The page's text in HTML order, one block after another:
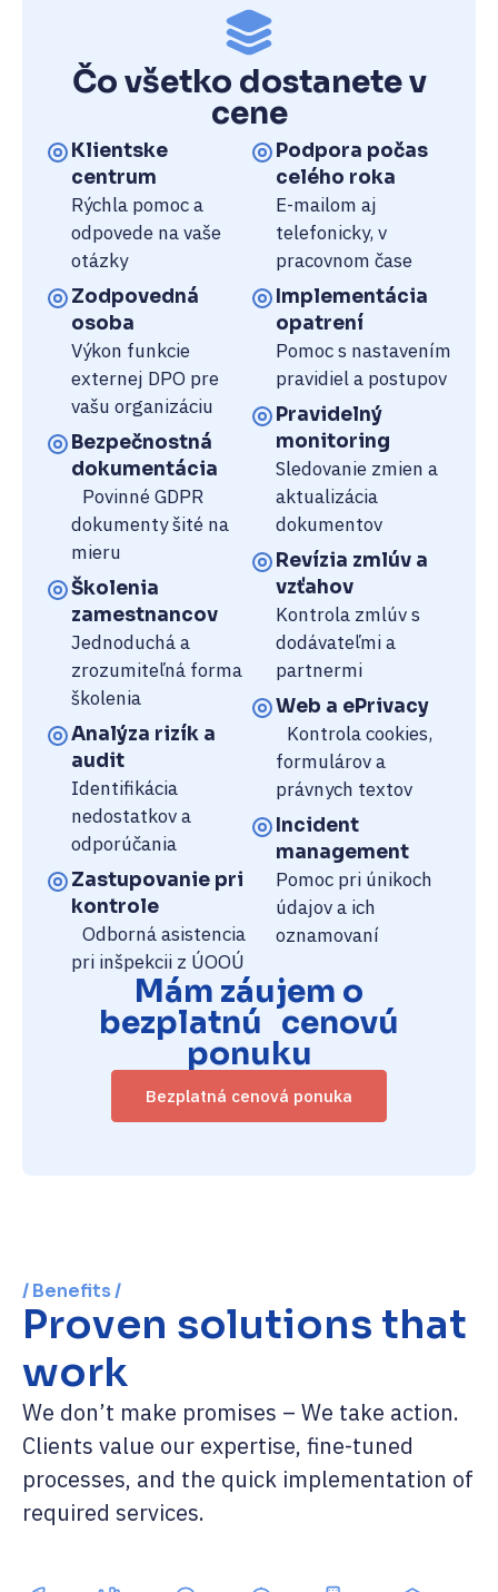
Čo všetko dostanete v
cene
Klientske
centrum
Rýchla pomoc a
odpovede na vaše
otázky
Zodpovedná
osoba
Výkon funkcie
externej DPO pre
vašu organizáciu
Bezpečnostná
dokumentácia
Povinné GDPR
dokumenty šité na
mieru
Školenia
zamestnancov
Jednoduchá a
zrozumiteľná forma
školenia
Analýza rizík a
audit
Identifikácia
nedostatkov a
odporúčania
Zastupovanie pri
kontrole
Odborná asistencia
pri inšpekcii z ÚOOÚ
Podpora počas
celého roka
E-mailom aj
telefonicky, v
pracovnom čase
Implementácia
opatrení
Pomoc s nastavením
pravidiel a postupov
Pravidelný
monitoring
Sledovanie zmien a
aktualizácia
dokumentov
Revízia zmlúv a
vzťahov
Kontrola zmlúv s
dodávateľmi a
partnermi
Web a ePrivacy
Kontrola cookies,
formulárov a
právnych textov
Incident
management
Pomoc pri únikoch
údajov a ich
oznamovaní
Mám záujem o
bezplatnú cenovú
ponuku
Bezplatná cenová ponuka
/ Benefits /
Proven solutions that
work
We don’t make promises – We take action.
Clients value our expertise, fine-tuned
processes, and the quick implementation of
required services.